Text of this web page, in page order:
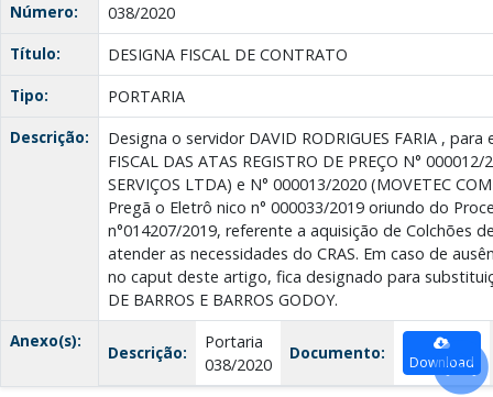
Número:
038/2020
Título:
DESIGNA FISCAL DE CONTRATO
Tipo:
PORTARIA
Descrição:
Designa o servidor DAVID RODRIGUES FARIA ,
FISCAL DAS ATAS REGISTRO DE PREÇO N°
SERVIÇOS LTDA) e N° 000013/2020 (MOVETEC
Pregã o Eletrô nico n° 000033/2019 oriundo do
n°014207/2019, referente a aquisição de Colchões
atender as necessidades do CRAS. Em caso de
no caput deste artigo, fica designado para
DE BARROS E BARROS GODOY.
Anexo(s):
Descrição:
Portaria
038/2020
Documento: Download